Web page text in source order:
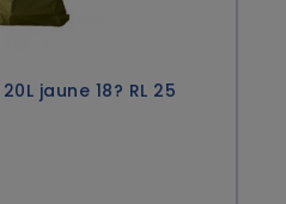
jaune 18? RL 25